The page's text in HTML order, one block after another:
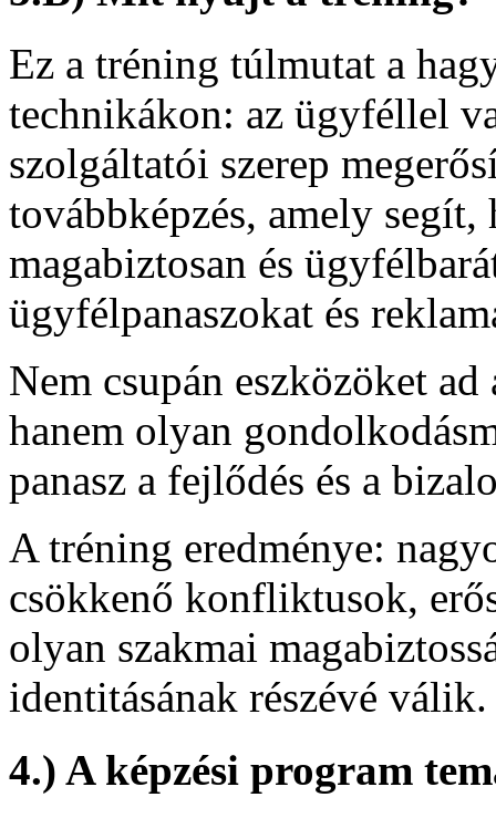
Ez a tréning túlmutat a
technikákon: az ügyféllel
szolgáltatói szerep
továbbképzés, amely
magabiztosan és
ügyfélpanaszokat és
Nem csupán eszközöket
hanem olyan
panasz a fejlődés és a
A tréning eredménye:
csökkenő konfliktusok,
olyan szakmai
identitásának részévé válik.
4.) A képzési program